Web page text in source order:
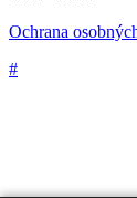
Ochrana
#